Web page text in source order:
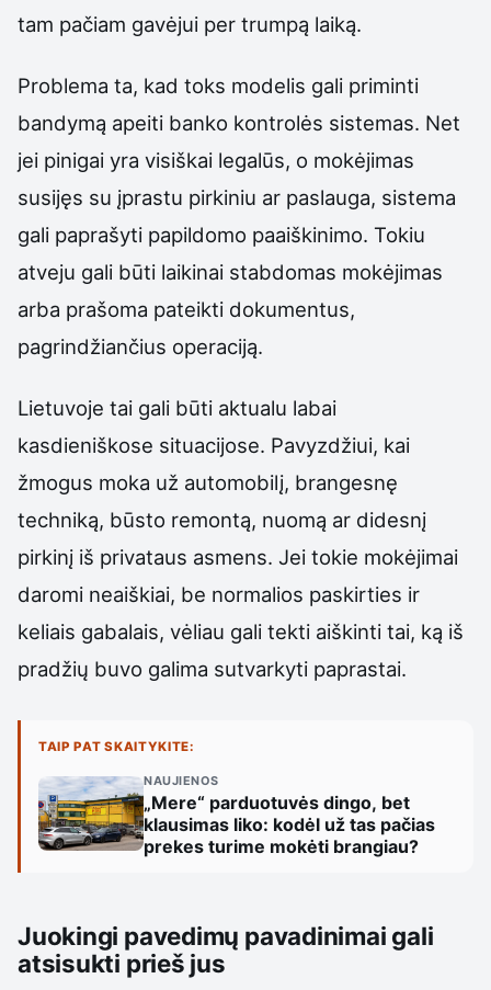
tam pačiam gavėjui per trumpą laiką.
Problema ta, kad toks modelis gali priminti
bandymą apeiti banko kontrolės sistemas. Net
jei pinigai yra visiškai legalūs, o mokėjimas
susijęs su įprastu pirkiniu ar paslauga, sistema
gali paprašyti papildomo paaiškinimo. Tokiu
atveju gali būti laikinai stabdomas mokėjimas
arba prašoma pateikti dokumentus,
pagrindžiančius operaciją.
Lietuvoje tai gali būti aktualu labai
kasdieniškose situacijose. Pavyzdžiui, kai
žmogus moka už automobilį, brangesnę
techniką, būsto remontą, nuomą ar didesnį
pirkinį iš privataus asmens. Jei tokie mokėjimai
daromi neaiškiai, be normalios paskirties ir
keliais gabalais, vėliau gali tekti aiškinti tai, ką iš
pradžių buvo galima sutvarkyti paprastai.
TAIP PAT SKAITYKITE:
NAUJIENOS
„Mere“ parduotuvės dingo, bet
klausimas liko: kodėl už tas pačias
prekes turime mokėti brangiau?
Juokingi pavedimų pavadinimai gali
atsisukti prieš jus